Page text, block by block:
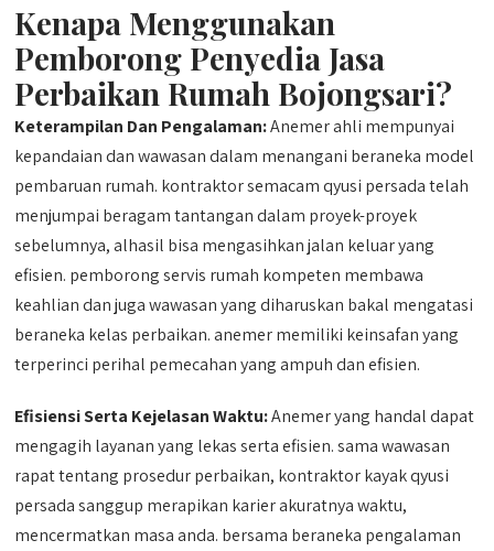
Kenapa Menggunakan
Pemborong Penyedia Jasa
Perbaikan Rumah Bojongsari?
Keterampilan Dan Pengalaman:Anemer ahli mempunyai
kepandaian dan wawasan dalam menangani beraneka model
pembaruan rumah. kontraktor semacam qyusi persada telah
menjumpai beragam tantangan dalam proyek-proyek
sebelumnya, alhasil bisa mengasihkan jalan keluar yang
efisien. pemborong servis rumah kompeten membawa
keahlian dan juga wawasan yang diharuskan bakal mengatasi
beraneka kelas perbaikan. anemer memiliki keinsafan yang
terperinci perihal pemecahan yang ampuh dan efisien.
Efisiensi Serta Kejelasan Waktu:Anemer yang handal dapat
mengagih layanan yang lekas serta efisien. sama wawasan
rapat tentang prosedur perbaikan, kontraktor kayak qyusi
persada sanggup merapikan karier akuratnya waktu,
mencermatkan masa anda. bersama beraneka pengalaman